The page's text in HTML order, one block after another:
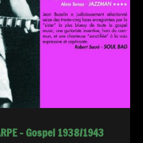
– Gospel 1938/1943